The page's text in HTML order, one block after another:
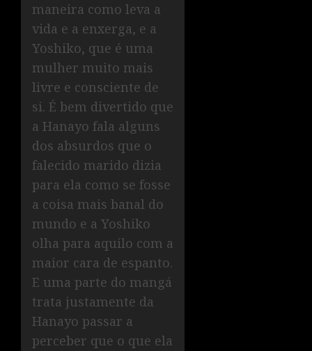
maneira como leva a
vida e a enxerga, e a
Yoshiko, que é uma
mulher muito mais
livre e consciente de
si. É bem divertido que
a Hanayo fala alguns
dos absurdos que o
falecido marido dizia
para ela como se fosse
a coisa mais banal do
mundo e a Yoshiko
olha para aquilo com a
maior cara de espanto.
E uma parte do mangá
trata justamente da
Hanayo passar a
perceber que o que ela